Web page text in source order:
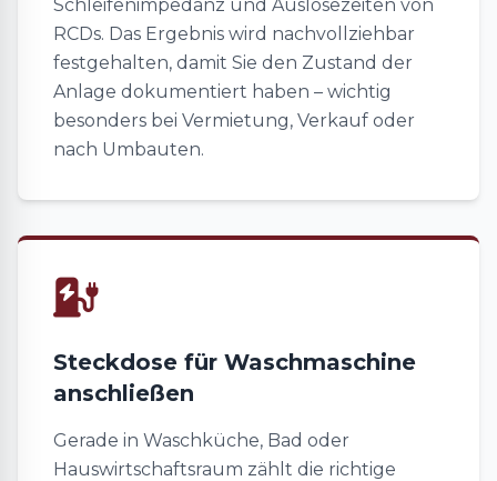
Schleifenimpedanz und Auslösezeiten von
RCDs. Das Ergebnis wird nachvollziehbar
festgehalten, damit Sie den Zustand der
Anlage dokumentiert haben – wichtig
besonders bei Vermietung, Verkauf oder
nach Umbauten.
Steckdose für Waschmaschine
anschließen
Gerade in Waschküche, Bad oder
Hauswirtschaftsraum zählt die richtige